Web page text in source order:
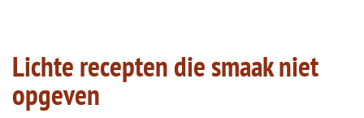
Lichte recepten die smaak niet
opgeven